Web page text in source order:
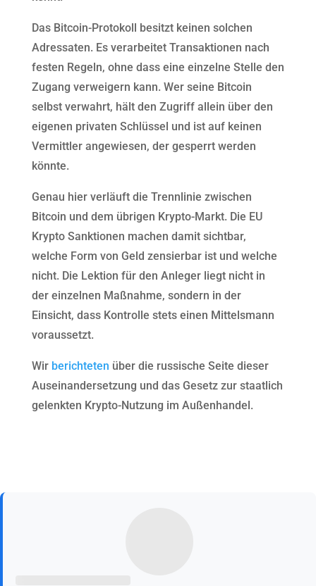
Das Bitcoin-Protokoll besitzt keinen solchen
Adressaten. Es verarbeitet Transaktionen nach
festen Regeln, ohne dass eine einzelne Stelle den
Zugang verweigern kann. Wer seine Bitcoin
selbst verwahrt, hält den Zugriff allein über den
eigenen privaten Schlüssel und ist auf keinen
Vermittler angewiesen, der gesperrt werden
könnte.
Genau hier verläuft die Trennlinie zwischen
Bitcoin und dem übrigen Krypto-Markt. Die EU
Krypto Sanktionen machen damit sichtbar,
welche Form von Geld zensierbar ist und welche
nicht. Die Lektion für den Anleger liegt nicht in
der einzelnen Maßnahme, sondern in der
Einsicht, dass Kontrolle stets einen Mittelsmann
voraussetzt.
Wir berichteten über die russische Seite dieser
Auseinandersetzung und das Gesetz zur staatlich
gelenkten Krypto-Nutzung im Außenhandel.